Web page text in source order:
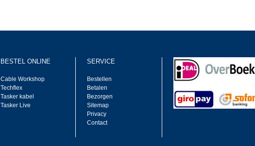
BESTEL ONLINE
Cable Workshop
Techflex
Tasker kabel
Tasker Live
SERVICE
Bestellen
Betalen
Bezorgen
Sitemap
Privacy
Contact